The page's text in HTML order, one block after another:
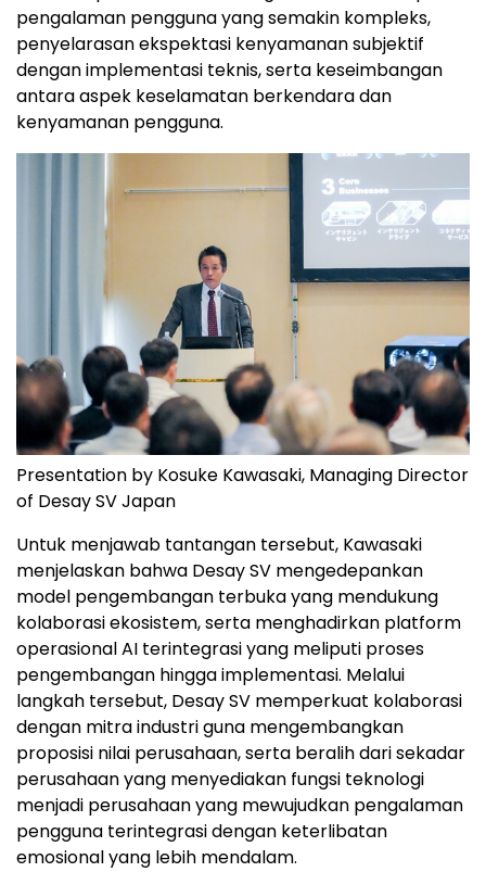
pengalaman pengguna yang semakin kompleks,
penyelarasan ekspektasi kenyamanan subjektif
dengan implementasi teknis, serta keseimbangan
antara aspek keselamatan berkendara dan
kenyamanan pengguna.
Presentation by Kosuke Kawasaki, Managing Director
of Desay SV Japan
Untuk menjawab tantangan tersebut, Kawasaki
menjelaskan bahwa Desay SV mengedepankan
model pengembangan terbuka yang mendukung
kolaborasi ekosistem, serta menghadirkan platform
operasional AI terintegrasi yang meliputi proses
pengembangan hingga implementasi. Melalui
langkah tersebut, Desay SV memperkuat kolaborasi
dengan mitra industri guna mengembangkan
proposisi nilai perusahaan, serta beralih dari sekadar
perusahaan yang menyediakan fungsi teknologi
menjadi perusahaan yang mewujudkan pengalaman
pengguna terintegrasi dengan keterlibatan
emosional yang lebih mendalam.